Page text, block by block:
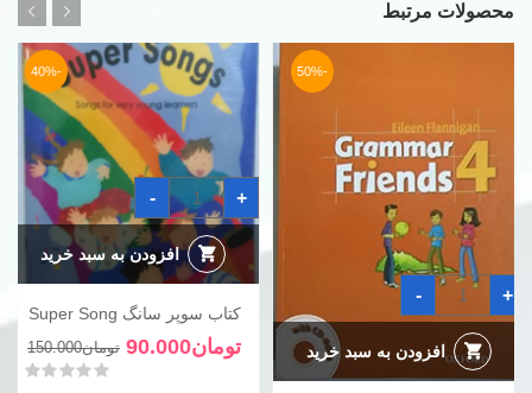
محصولات مرتبط
-50%
-
کتاب
گرامر
فرندز
Grammar
friends
4
عدد
+
افزودن به سبد خرید
-40%
-
کتاب
سوپر
سانگ
Super
Song
عدد
+
افزودن به سبد خرید
کتاب سوپر سانگ Super Song
تومان150.000 تومان90.000
امتیاز0از 5